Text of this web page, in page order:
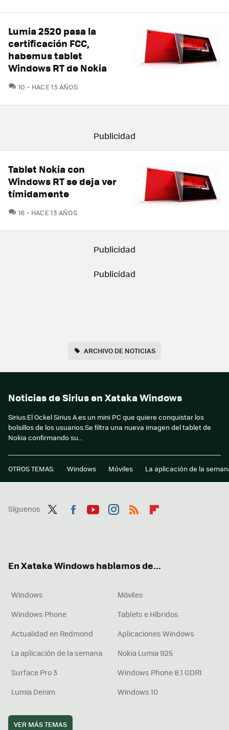
Lumia 2520 pasa la
certificación FCC,
habemus tablet
Windows RT de Nokia
10 COMENTARIOS
HACE 13 AÑOS
Tablet Nokia con
Windows RT se deja ver
tímidamente
16 COMENTARIOS
HACE 13 AÑOS
ARCHIVO DE NOTICIAS
Noticias de Sirius en Xataka Windows
Sirius:El Ockel Sirius A es un mini PC que quiere conquistar los
bolsillos de los usuarios.Se filtra una nueva imagen del tablet de
Nokia confirmando su...
OTROS TEMAS: Windows Móviles La aplicación de la
Síguenos
En Xataka Windows hablamos de...
Windows
Móviles
Windows Phone
Tablets e Híbridos
Actualidad en Redmond
Aplicaciones Windows
La aplicación de la semana
Nokia Lumia 925
Surface Pro 3
Windows Phone 8.1 GDR1
Lumia Denim
Windows 10
VER MÁS TEMAS